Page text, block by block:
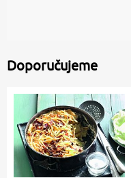
Doporučujeme